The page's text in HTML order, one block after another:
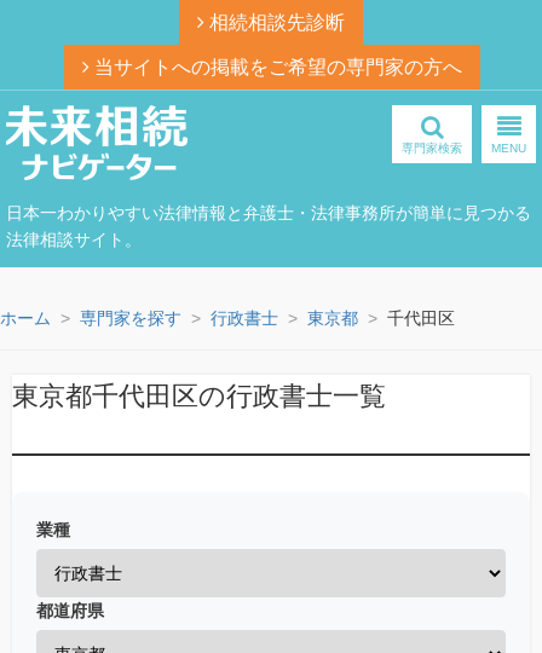
相続相談先診断
当サイトへの掲載をご希望の専門家の方へ
日本一わかりやすい法律情報と弁護士・法律事務所が簡単に見つかる
法律相談サイト。
専門家検索 MENU
ホーム 専門家を探す 行政書士 東京都 千代田区
東京都千代田区の行政書士一覧
業種
都道府県